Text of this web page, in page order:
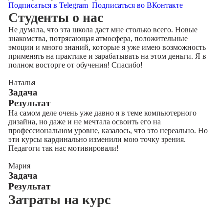
Подписаться в Telegram Подписаться во ВКонтакте
Cтуденты о нас
Не думала, что эта школа даст мне столько всего. Новые
знакомства, потрясающая атмосфера, положительные
эмоции и много знаний, которые я уже имею возможность
применять на практике и зарабатывать на этом деньги. Я в
полном восторге от обучения! Спасибо!
Наталья
Задача
Результат
На самом деле очень уже давно я в теме компьютерного
дизайна, но даже и не мечтала освоить его на
профессиональном уровне, казалось, что это нереально. Но
эти курсы кардинально изменили мою точку зрения.
Педагоги так нас мотивировали!
Мария
Задача
Результат
Затраты на курс